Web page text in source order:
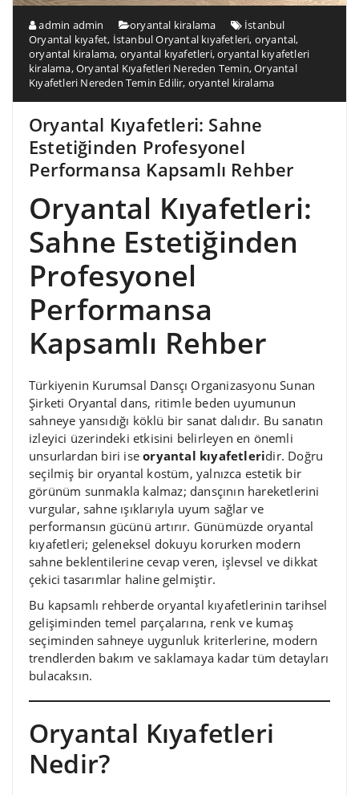
admin admin oryantal kiralama
İstanbul
Oryantal kıyafet, İstanbul Oryantal kıyafetleri, oryantal,
oryantal kiralama, oryantal kıyafetleri,oryantal kıyafetleri
kiralama,Oryantal Kıyafetleri Nereden Temin,Oryantal
Kıyafetleri Nereden Temin Edilir, oryantel kiralama
Oryantal Kıyafetleri: Sahne
Estetiğinden Profesyonel
Performansa Kapsamlı Rehber
Oryantal Kıyafetleri:
Sahne Estetiğinden
Profesyonel
Performansa
Kapsamlı Rehber
Türkiyenin Kurumsal Dansçı Organizasyonu Sunan
Şirketi Oryantal dans, ritimle beden uyumunun
sahneye yansıdığı köklü bir sanat dalıdır. Bu sanatın
izleyici üzerindeki etkisini belirleyen en önemli
unsurlardan biri iseoryantal kıyafetleridir. Doğru
seçilmiş bir oryantal kostüm, yalnızca estetik bir
görünüm sunmakla kalmaz; dansçının hareketlerini
vurgular, sahne ışıklarıyla uyum sağlar ve
performansın gücünü artırır. Günümüzde oryantal
kıyafetleri; geleneksel dokuyu korurken modern
sahne beklentilerine cevap veren, işlevsel ve dikkat
çekici tasarımlar haline gelmiştir.
Bu kapsamlı rehberde oryantal kıyafetlerinin tarihsel
gelişiminden temel parçalarına, renk ve kumaş
seçiminden sahneye uygunluk kriterlerine, modern
trendlerden bakım ve saklamaya kadar tüm detayları
bulacaksın.
Oryantal Kıyafetleri
Nedir?